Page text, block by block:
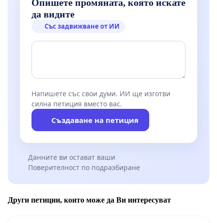
Опишете промяната, която искате
да видите
Със задвижване от ИИ
Напишете със свои думи. ИИ ще изготви
силна петиция вместо вас.
Създаване на петиция
Данните ви остават ваши
Поверителност по подразбиране
Други петиции, които може да Ви интересуват